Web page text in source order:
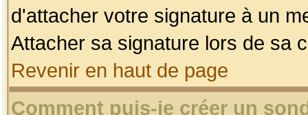
d'attacher votre signature à un
Attacher sa signature lors de sa
Revenir en haut de page
Comment puis-je créer un